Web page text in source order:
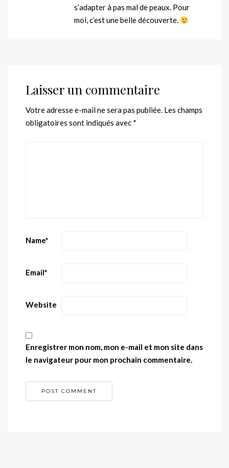
s’adapter à pas mal de peaux. Pour
moi, c’est une belle découverte.
Laisser un commentaire
Votre adresse e-mail ne sera pas publiée. Les champs
obligatoires sont indiqués avec *
Name*
Email*
Website
Enregistrer mon nom, mon e-mail et mon site dans
le navigateur pour mon prochain commentaire.